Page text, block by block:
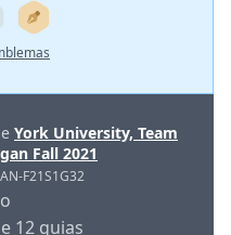
York University, Team
Fall 2021
F21S1G32
12 guias